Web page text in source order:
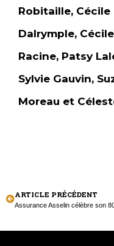
Robitaille,
Dalrymple,
Racine, Patsy
Sylvie Gauvin,
Moreau et
ARTICLE PRÉCÉDENT